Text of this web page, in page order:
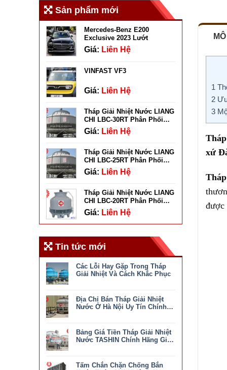
1
2Ưu
3
xứ
được
Sản phẩm mới
Mercedes-Benz E200
Exclusive 2023 Lướt
Giá: Liên Hệ
VINFAST VF3
Giá: Liên Hệ
Tháp Giải Nhiệt Nước LIANG
CHI LBC-30RT Phân Phối
Chính Hãng
Giá: Liên Hệ
Tháp Giải Nhiệt Nước LIANG
CHI LBC-25RT Phân Phối
Chính Hãng
Giá: Liên Hệ
Tháp Giải Nhiệt Nước LIANG
CHI LBC-20RT Phân Phối
Chính Hãng
Giá: Liên Hệ
Tin tức mới
Các Lỗi Hay Gặp Trong Tháp
Giải Nhiệt Và Cách Khắc Phục
Lỗi
Hay
Giải
Nhiệt
Khắc
Phục
Địa Chỉ Bán Tháp Giải Nhiệt
Nước Ở Hà Nội Uy Tín Chính
Chỉ
Bán
Nước
Bảng Giá Tiền Tháp Giải Nhiệt
Nước TASHIN Chính Hãng Giá
Giá
Tấm Chắn Chặn Chống Bắn